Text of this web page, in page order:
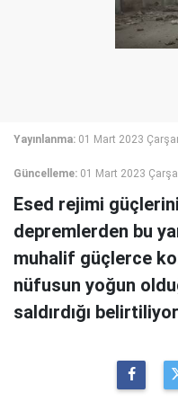
Yayınlanma: 01 Mart 2023
Güncelleme: 01 Mart 2023
Esed rejimi
depremlerden bu
muhalif güçlerce
nüfusun yoğun
saldırdığı